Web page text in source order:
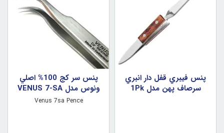
پنس فيبري قفل دار انبري
سرصاف پهن مدل 1Pk
پنس سر کج 100% اصلي
ونوس مدل VENUS 7-SA
Venus 7sa Pence